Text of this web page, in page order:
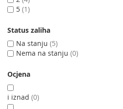
5 1
Status zaliha
Na stanju 5
Nema na stanju 0
Ocjena
i iznad 0